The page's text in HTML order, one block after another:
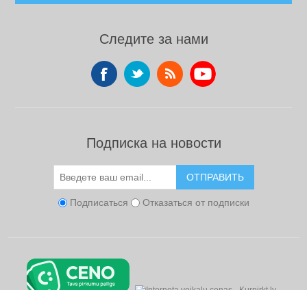
Следите за нами
Подписка на новости
ОТПРАВИТЬ
Подписаться Отказаться от подписки